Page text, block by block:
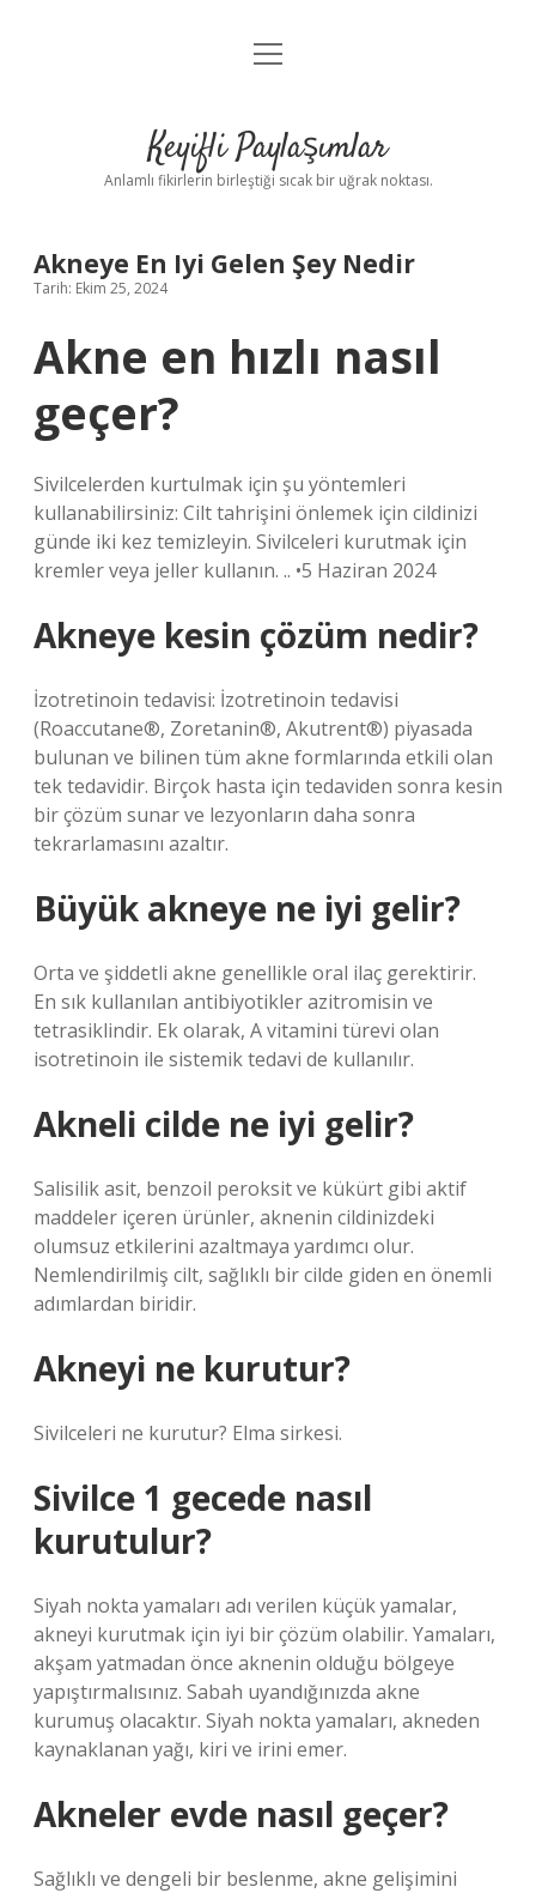
Anasayfa
Yasal Uyarı
menüyü
Keyifli Paylaşımlar
Anlamlı fikirlerin birleştiği sıcak bir uğrak noktası.
Akneye En Iyi Gelen Şey Nedir
Tarih: Ekim 25, 2024
Akne en hızlı nasıl
geçer?
Sivilcelerden kurtulmak için şu yöntemleri
kullanabilirsiniz: Cilt tahrişini önlemek için cildinizi
günde iki kez temizleyin. Sivilceleri kurutmak için
kremler veya jeller kullanın. .. •5 Haziran 2024
Akneye kesin çözüm nedir?
İzotretinoin tedavisi: İzotretinoin tedavisi
(Roaccutane®, Zoretanin®, Akutrent®) piyasada
bulunan ve bilinen tüm akne formlarında etkili olan
tek tedavidir. Birçok hasta için tedaviden sonra kesin
bir çözüm sunar ve lezyonların daha sonra
tekrarlamasını azaltır.
Büyük akneye ne iyi gelir?
Orta ve şiddetli akne genellikle oral ilaç gerektirir.
En sık kullanılan antibiyotikler azitromisin ve
tetrasiklindir. Ek olarak, A vitamini türevi olan
isotretinoin ile sistemik tedavi de kullanılır.
Akneli cilde ne iyi gelir?
Salisilik asit, benzoil peroksit ve kükürt gibi aktif
maddeler içeren ürünler, aknenin cildinizdeki
olumsuz etkilerini azaltmaya yardımcı olur.
Nemlendirilmiş cilt, sağlıklı bir cilde giden en önemli
adımlardan biridir.
Akneyi ne kurutur?
Sivilceleri ne kurutur? Elma sirkesi.
Sivilce 1 gecede nasıl
kurutulur?
Siyah nokta yamaları adı verilen küçük yamalar,
akneyi kurutmak için iyi bir çözüm olabilir. Yamaları,
akşam yatmadan önce aknenin olduğu bölgeye
yapıştırmalısınız. Sabah uyandığınızda akne
kurumuş olacaktır. Siyah nokta yamaları, akneden
kaynaklanan yağı, kiri ve irini emer.
Akneler evde nasıl geçer?
Sağlıklı ve dengeli bir beslenme, akne gelişimini